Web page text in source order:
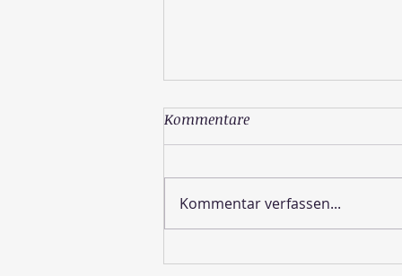
Wie sieht die Schöpfung
Kommentare
Kommentar verfassen...